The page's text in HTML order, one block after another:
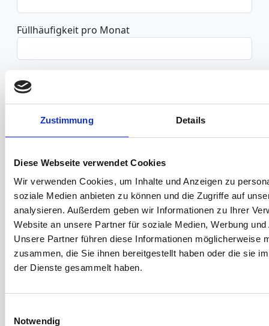
Zustimmung Details
Diese Webseite verwendet Cookies
Wir verwenden Cookies, um Inhalte und Anzeigen zu
soziale Medien anbieten zu können und die Zugriffe auf
analysieren. Außerdem geben wir Informationen zu Ihrer
Website an unsere Partner für soziale Medien, Werbung
Unsere Partner führen diese Informationen möglicherweise
zusammen, die Sie ihnen bereitgestellt haben oder die sie
der Dienste gesammelt haben.
Notwendig
Füllhäufigkeit pro Monat
2. Befüllart
Über Füllrohr (DN)
Über freies Gefälle (Höhendifferenz (m))
Mit Pumpe (Leistung (m3/h))
Mit Druckluft, Pressdruck (max. bar)
Wie wird hier die Druckluft im Lieferbehälter entsorgt?
Ja